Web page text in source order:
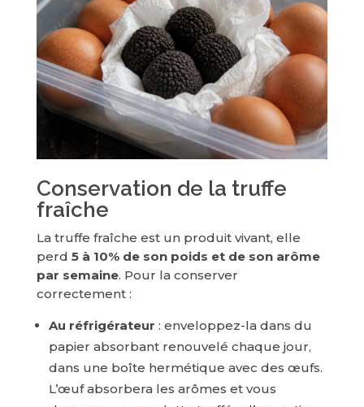
Conservation de la truffe
fraîche
La truffe fraîche est un produit vivant, elle
perd 5 à 10% de son poids et de son arôme
par semaine. Pour la conserver
correctement :
Au réfrigérateur : enveloppez-la dans du
papier absorbant renouvelé chaque jour,
dans une boîte hermétique avec des œufs.
L’œuf absorbera les arômes et vous